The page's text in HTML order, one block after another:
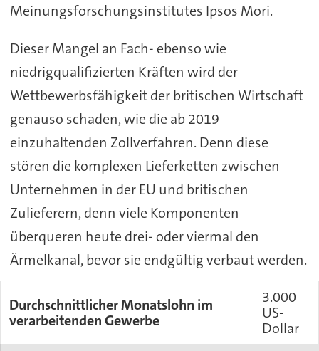
Meinungsforschungsinstitutes Ipsos Mori.
Dieser Mangel an Fach- ebenso wie
niedrigqualifizierten Kräften wird der
Wettbewerbsfähigkeit der britischen Wirtschaft
genauso schaden, wie die ab 2019
einzuhaltenden Zollverfahren. Denn diese
stören die komplexen Lieferketten zwischen
Unternehmen in der EU und britischen
Zulieferern, denn viele Komponenten
überqueren heute drei- oder viermal den
Ärmelkanal, bevor sie endgültig verbaut werden.
Durchschnittlicher Monatslohn im
verarbeitenden Gewerbe
3.000
US-
Dollar